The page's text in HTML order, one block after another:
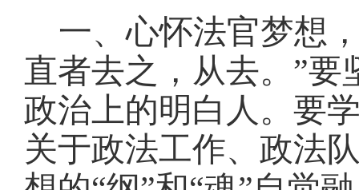
一、心怀法官梦想
直者去之，从去。”
政治上的明白人。要
关于政法工作、政法